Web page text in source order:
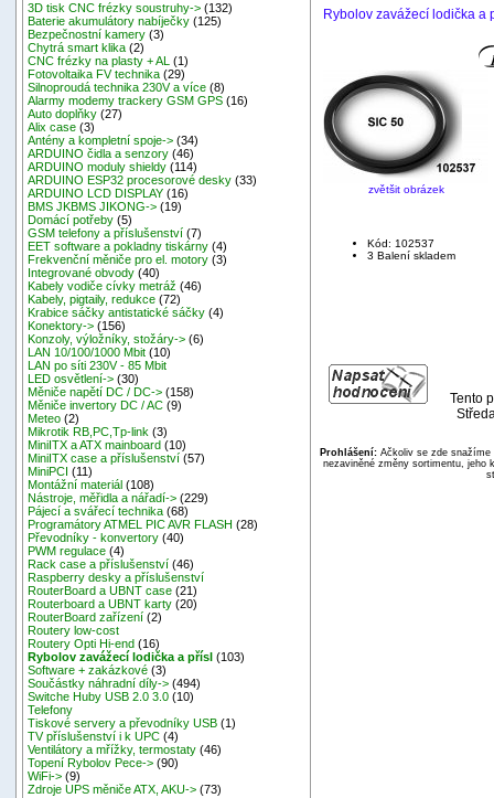
3D tisk CNC frézky soustruhy-> (132)
Baterie akumulátory nabíječky (125)
Bezpečnostní kamery (3)
Chytrá smart klika (2)
CNC frézky na plasty + AL
(1)
Fotovoltaika FV technika (29)
Silnoproudá technika 230V a více (8)
Alarmy modemy trackery GSM GPS (16)
Auto doplňky (27)
Alix case (3)
Antény a kompletní spoje-> (34)
ARDUINO čidla a senzory (46)
ARDUINO moduly shieldy (114)
ARDUINO ESP32 procesorové desky (33)
ARDUINO LCD DISPLAY (16)
BMS JKBMS JIKONG-> (19)
Domácí potřeby (5)
GSM telefony a příslušenství (7)
EET software a pokladny tiskárny (4)
Frekvenční měniče pro el. motory (3)
Integrované obvody (40)
Kabely vodiče cívky metráž (46)
Kabely, pigtaily, redukce (72)
Krabice sáčky antistatické sáčky (4)
Konektory-> (156)
Konzoly, výložníky, stožáry-> (6)
LAN 10/100/1000 Mbit (10)
LAN po síti 230V - 85 Mbit
LED osvětlení-> (30)
Měniče napětí DC / DC-> (158)
Měniče invertory DC / AC (9)
Meteo (2)
Mikrotik RB,PC,Tp-link (3)
MiniITX a ATX mainboard (10)
MiniITX case a příslušenství (57)
MiniPCI (11)
Montážní materiál (108)
Nástroje, měřidla a nářadí-> (229)
Pájecí a svářecí technika (68)
Programátory ATMEL PIC AVR FLASH (28)
Převodníky - konvertory (40)
PWM regulace (4)
Rack case a příslušenství (46)
Raspberry desky a příslušenství
RouterBoard a UBNT case (21)
Routerboard a UBNT karty (20)
RouterBoard zařízení (2)
Routery low-cost
Routery Opti Hi-end (16)
Rybolov zavážecí lodička a přísl (103)
Software + zakázkové (3)
Součástky náhradní díly-> (494)
Switche Huby USB 2.0 3.0 (10)
Telefony
Tiskové servery a převodníky USB (1)
TV příslušenství i k UPC (4)
Ventilátory a mřížky, termostaty (46)
Topení Rybolov Pece-> (90)
WiFi-> (9)
Zdroje UPS měniče ATX, AKU-> (73)
Rybolov zavážecí lodička a
zvětšit obrázek
Kód: 102537
3 Balení skladem
Tento
Prohlášení:Ačkoliv se zde snažíme
nezaviněné změny sortimentu, jeho